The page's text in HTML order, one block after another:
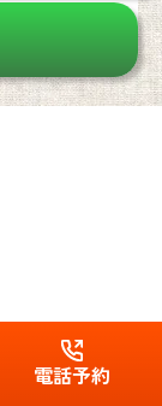
電話予約